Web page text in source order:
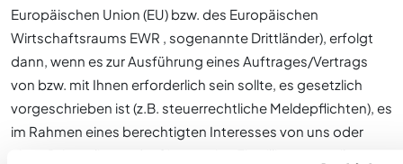
Europäischen Union (EU) bzw. des Europäischen
Wirtschaftsraums EWR , sogenannte Drittländer), erfolgt
dann, wenn es zur Ausführung eines Auftrages/Vertrags
von bzw. mit Ihnen erforderlich sein sollte, es gesetzlich
vorgeschrieben ist (z.B. steuerrechtliche Meldepflichten), es
im Rahmen eines berechtigten Interesses von uns oder